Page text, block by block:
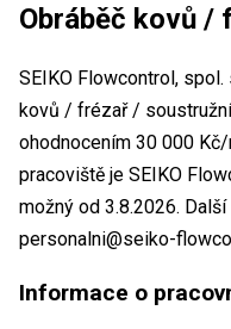
Obráběč kovů
SEIKO Flowcontrol,
kovů / frézař /
ohodnocením 30 000
pracoviště je SEIKO
možný od 3.8.2026.
personalni@seiko-
Informace o